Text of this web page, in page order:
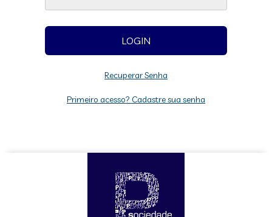
Recuperar Senha
Primeiro acesso? Cadastre sua senha